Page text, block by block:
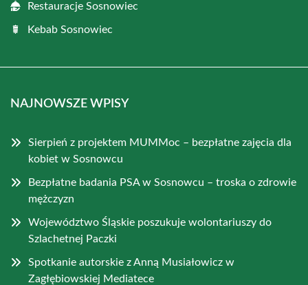
Restauracje Sosnowiec
Kebab Sosnowiec
NAJNOWSZE WPISY
Sierpień z projektem MUMMoc – bezpłatne zajęcia dla
kobiet w Sosnowcu
Bezpłatne badania PSA w Sosnowcu – troska o zdrowie
mężczyzn
Województwo Śląskie poszukuje wolontariuszy do
Szlachetnej Paczki
Spotkanie autorskie z Anną Musiałowicz w
Zagłębiowskiej Mediatece